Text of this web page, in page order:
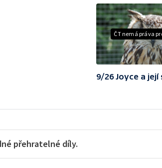
ČT nemá práva
9/26 Joyce a její
přehratelné díly.